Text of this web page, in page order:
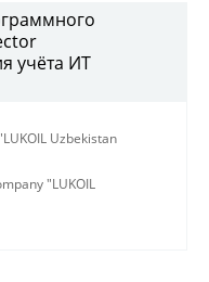
учёта ИТ
Uzbekistan
"LUKOIL